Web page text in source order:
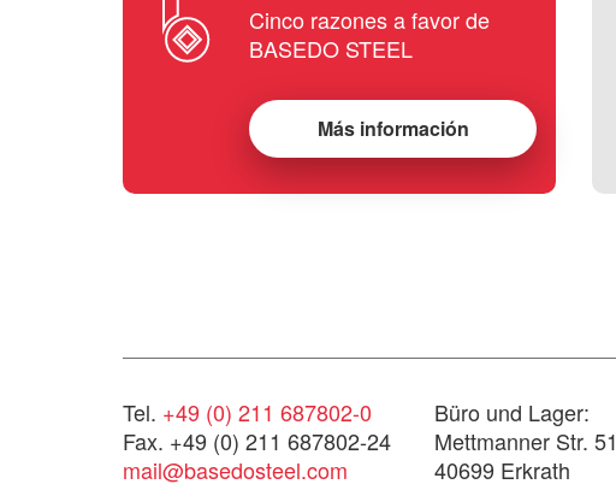
Cinco razones a favor de
BASEDO STEEL
Más información
Tel. +49 (0) 211 687802-0
Fax. +49 (0) 211 687802-24
mail@basedosteel.com
Büro und Lager:
Mettmanner Str. 51
40699 Erkrath